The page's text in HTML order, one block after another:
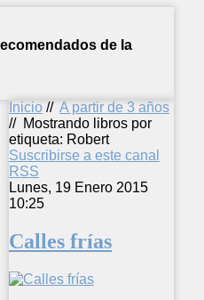
de la
Inicio // A partir de 3 años
// Mostrando libros por
etiqueta: Robert
Suscribirse a este canal
RSS
Lunes, 19 Enero 2015
10:25
Calles frías